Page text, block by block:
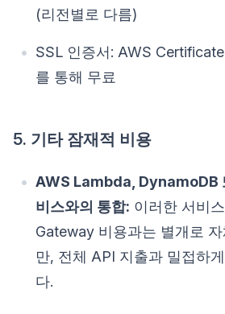
(리전별로 다름)
SSL 인증서: AWS
를 통해 무료
5. 기타 잠재적 비용
AWS Lambda, DynamoDB
비스와의 통합: 이러한 서비
Gateway 비용과는 별개로
만, 전체 API 지출과 밀접하
다.